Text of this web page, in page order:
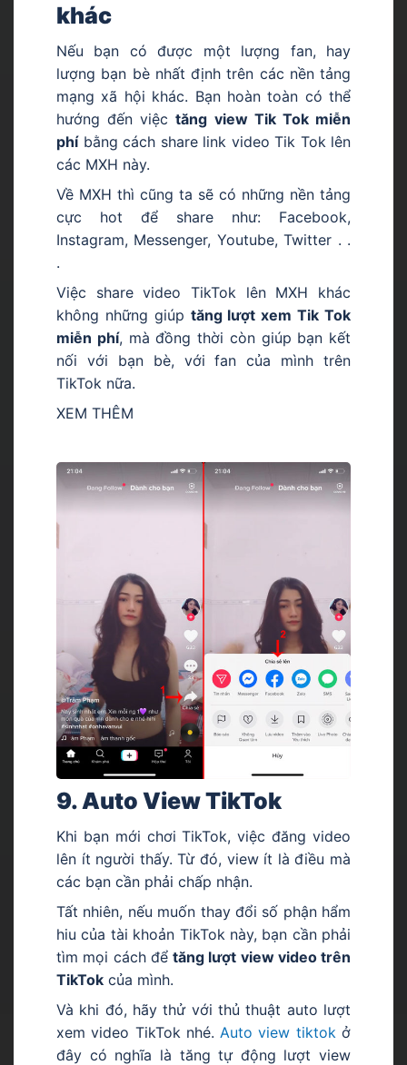
khác
Nếu bạn có được một lượng fan, hay
lượng bạn bè nhất định trên các nền tảng
mạng xã hội khác. Bạn hoàn toàn có thể
hướng đến việctăng view Tik Tok miễn
phíbằng cách share link video Tik Tok lên
các MXH này.
Về MXH thì cũng ta sẽ có những nền tảng
cực hot để share như: Facebook,
Instagram, Messenger, Youtube, Twitter . .
.
Việc share video TikTok lên MXH khác
không những giúp tăng lượt xem Tik Tok
miễn phí, mà đồng thời còn giúp bạn kết
nối với bạn bè, với fan của mình trên
TikTok nữa.
XEM THÊM
9. Auto View TikTok
Khi bạn mới chơi TikTok, việc đăng video
lên ít người thấy. Từ đó, view ít là điều mà
các bạn cần phải chấp nhận.
Tất nhiên, nếu muốn thay đổi số phận hẩm
hiu của tài khoản TikTok này, bạn cần phải
tìm mọi cách để tăng lượt view video trên
TikTok của mình.
Và khi đó, hãy thử với thủ thuật auto lượt
xem video TikTok nhé. Auto view tiktok ở
đây có nghĩa là tăng tự động lượt view